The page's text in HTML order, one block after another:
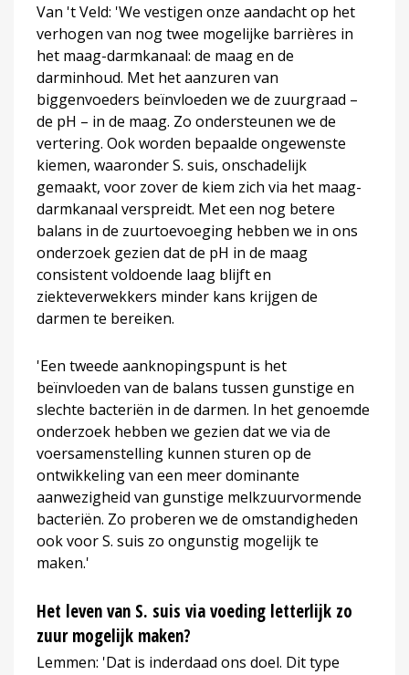
Van 't Veld: 'We vestigen onze aandacht op het
verhogen van nog twee mogelijke barrières in
het maag-darmkanaal: de maag en de
darminhoud. Met het aanzuren van
biggenvoeders beïnvloeden we de zuurgraad –
de pH – in de maag. Zo ondersteunen we de
vertering. Ook worden bepaalde ongewenste
kiemen, waaronder S. suis, onschadelijk
gemaakt, voor zover de kiem zich via het maag-
darmkanaal verspreidt. Met een nog betere
balans in de zuurtoevoeging hebben we in ons
onderzoek gezien dat de pH in de maag
consistent voldoende laag blijft en
ziekteverwekkers minder kans krijgen de
darmen te bereiken.
'Een tweede aanknopingspunt is het
beïnvloeden van de balans tussen gunstige en
slechte bacteriën in de darmen. In het genoemde
onderzoek hebben we gezien dat we via de
voersamenstelling kunnen sturen op de
ontwikkeling van een meer dominante
aanwezigheid van gunstige melkzuurvormende
bacteriën. Zo proberen we de omstandigheden
ook voor S. suis zo ongunstig mogelijk te
maken.'
Het leven van S. suis via voeding letterlijk zo
zuur mogelijk maken?
Lemmen: 'Dat is inderdaad ons doel. Dit type